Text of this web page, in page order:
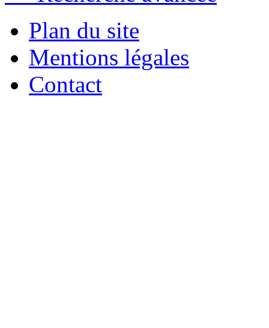
Plan du site
Mentions légales
Contact